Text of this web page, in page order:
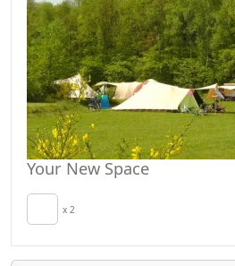
Your New Space
x 2